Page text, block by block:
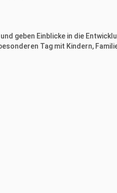
geben Einblicke in die
Tag mit Kindern,